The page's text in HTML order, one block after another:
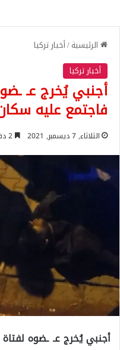
الرئيسية/أخبار تركيا
أخبار تركيا
أجنبي يُخرج عـ
فاجتمع عليه
الثلاثاء, 7 ديسمبر, 2021
أجنبي يُخرج عـ ـضوه